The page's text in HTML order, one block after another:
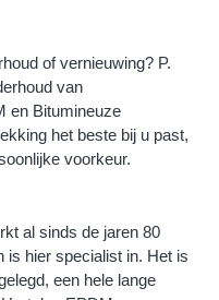
of vernieuwing? P.
van
en Bitumineuze
het beste bij u past,
voorkeur.
al sinds de jaren 80
is hier specialist in. Het is
een hele lange